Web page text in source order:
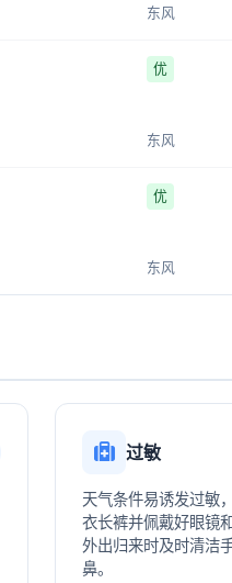
东风
优
东风
优
东风
过敏
天气条件易诱发过敏
衣长裤并佩戴好眼镜
外出归来时及时清洁
鼻。